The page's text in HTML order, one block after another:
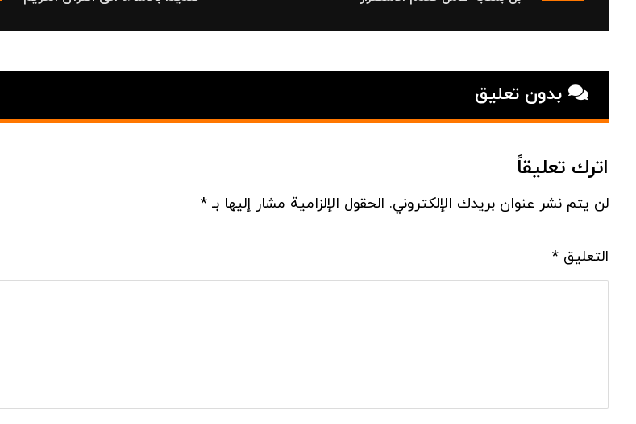
بدون تعلیق
اترك تعليقاً
لن يتم نشر عنوان بريدك الإلكتروني. الحقول الإلزامية مشار إليها بـ *
التعليق *